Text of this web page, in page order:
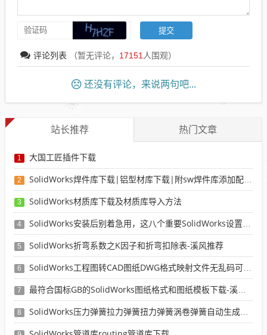
评论列表 （暂无评论， 17151 人围观）
还没有评论，来说两句吧...
站长推荐 热门文章
1 大国工匠插件下载
2 SolidWorks焊件库下载|铝型材库下载|附sw焊件库添加配置使用教程
3 SolidWorks材质库下载及材质库导入方法
4 SolidWorks安装后别着急用，这八个重要SolidWorks设置可以提高你的画图效率
5 SolidWorks折弯系数之K因子和折弯扣除表-溪风推荐
6 SolidWorks工程图转CAD图纸DWG格式映射文件无乱码可分层-溪风亲测推荐
7 最符合国标GB的SolidWorks图纸格式和图纸模板下载-溪风专用版
8 SolidWorks压力弹簧拉力弹簧扭力弹簧涡卷弹簧自动生成宏程序下载